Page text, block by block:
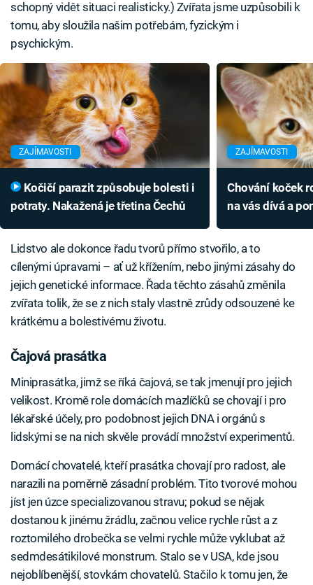
schopný vidět situaci realisticky.) Zvířata jsme uzpůsobili k
tomu, aby sloužila našim potřebám, fyzickým i
psychickým.
ZAJÍMAVOSTI
potraty. Nakažená je třetina Čechů
ZAJÍMAVOSTI
Chování koček
na vás dívá a
Lidstvo ale dokonce řadu tvorů přímo stvořilo, a to
cílenými úpravami – ať už křížením, nebo jinými zásahy do
jejich genetické informace. Řada těchto zásahů změnila
zvířata tolik, že se z nich staly vlastně zrůdy odsouzené ke
krátkému a bolestivému životu.
Čajová prasátka
Miniprasátka, jimž se říká čajová, se tak jmenují pro jejich
velikost. Kromě role domácích mazlíčků se chovají i pro
lékařské účely, pro podobnost jejich DNA i orgánů s
lidskými se na nich skvěle provádí množství experimentů.
Domácí chovatelé, kteří prasátka chovají pro radost, ale
narazili na poměrně zásadní problém. Tito tvorové mohou
jíst jen úzce specializovanou stravu; pokud se nějak
dostanou k jinému žrádlu, začnou velice rychle růst a z
roztomilého drobečka se velmi rychle může vyklubat až
sedmdesátikilové monstrum. Stalo se v USA, kde jsou
nejoblíbenější, stovkám chovatelů. Stačilo k tomu jen, že